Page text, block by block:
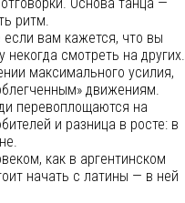
ритм.
вам кажется, что вы
смотреть на других.
максимального усилия,
движениям.
перевоплощаются на
и разница в росте: в
как в аргентинском
начать с латины — в ней